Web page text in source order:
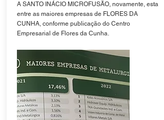
A SANTO INÁCIO MICROFUSÃO, novamente, esta
entre as maiores empresas de FLORES DA
CUNHA, conforme publicação do Centro
Empresarial de Flores da Cunha.